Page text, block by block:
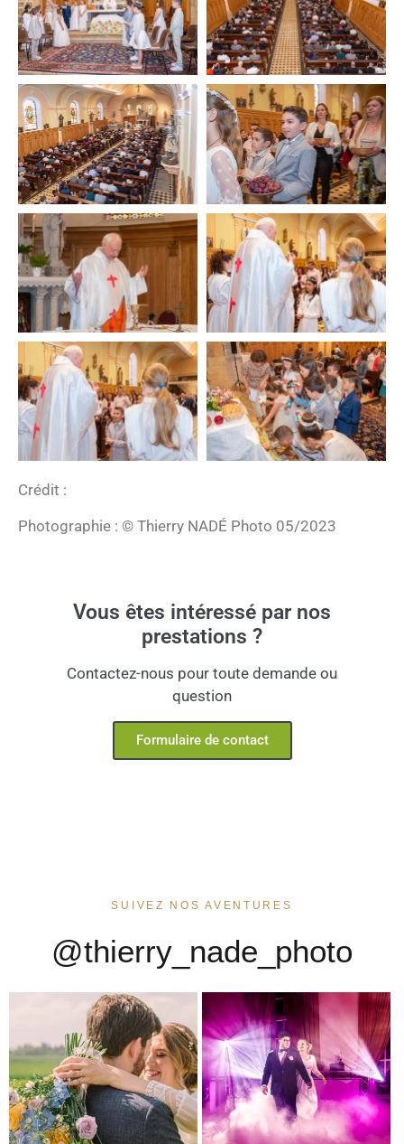
Crédit :
Photographie : © Thierry NADÉ Photo 05/2023
Vous êtes intéressé par nos
prestations ?
Contactez-nous pour toute demande ou
question
Formulaire de contact
SUIVEZ NOS AVENTURES
@thierry_nade_photo